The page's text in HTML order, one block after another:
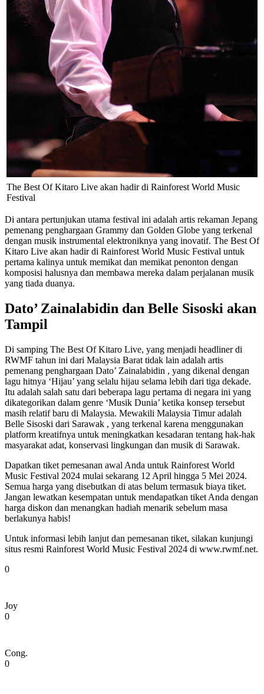
The Best Of Kitaro Live akan hadir di Rainforest World Music
Festival
Di antara pertunjukan utama festival ini adalah artis rekaman Jepang
pemenang penghargaan Grammy dan Golden Globe yang terkenal
dengan musik instrumental elektroniknya yang inovatif. The Best Of
Kitaro Live akan hadir di Rainforest World Music Festival untuk
pertama kalinya untuk memikat dan memikat penonton dengan
komposisi halusnya dan membawa mereka dalam perjalanan musik
yang tiada duanya.
Dato’ Zainalabidin dan Belle Sisoski akan
Tampil
Di samping The Best Of Kitaro Live, yang menjadi headliner di
RWMF tahun ini dari Malaysia Barat tidak lain adalah artis
pemenang penghargaan Dato’ Zainalabidin , yang dikenal dengan
lagu hitnya ‘Hijau’ yang selalu hijau selama lebih dari tiga dekade.
Itu adalah salah satu dari beberapa lagu pertama di negara ini yang
dikategorikan dalam genre ‘Musik Dunia’ ketika konsep tersebut
masih relatif baru di Malaysia. Mewakili Malaysia Timur adalah
Belle Sisoski dari Sarawak , yang terkenal karena menggunakan
platform kreatifnya untuk meningkatkan kesadaran tentang hak-hak
masyarakat adat, konservasi lingkungan dan musik di Sarawak.
Dapatkan tiket pemesanan awal Anda untuk Rainforest World
Music Festival 2024 mulai sekarang 12 April hingga 5 Mei 2024.
Semua harga yang disebutkan di atas belum termasuk biaya tiket.
Jangan lewatkan kesempatan untuk mendapatkan tiket Anda dengan
harga diskon dan menangkan hadiah menarik sebelum masa
berlakunya habis!
Untuk informasi lebih lanjut dan pemesanan tiket, silakan kunjungi
situs resmi Rainforest World Music Festival 2024 di www.rwmf.net.
0
Joy
0
Cong.
0